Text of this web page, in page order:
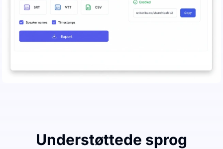
Understøttede sprog